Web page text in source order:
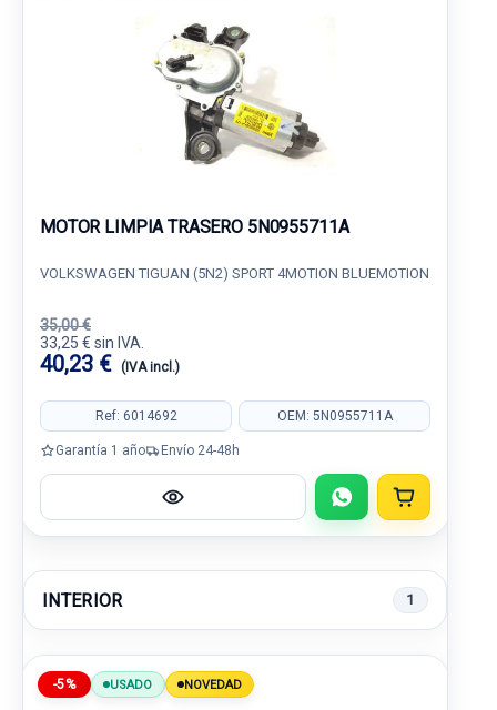
MOTOR LIMPIA TRASERO 5N0955711A
VOLKSWAGEN TIGUAN (5N2) SPORT 4MOTION BLUEMOTION
35,00 €
33,25 € sin IVA.
40,23 € (IVA incl.)
Ref: 6014692 OEM: 5N0955711A
Garantía 1 año Envío 24-48h
INTERIOR 1
-5% USADO NOVEDAD